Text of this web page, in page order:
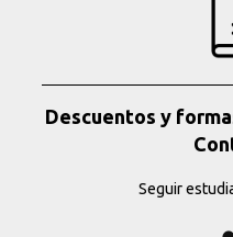
Descuentos y
Seguir